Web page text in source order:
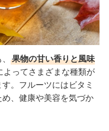
果物の甘い香りと風味
よってさまざまな種類が
。フルーツにはビタミ
、健康や美容を気づか